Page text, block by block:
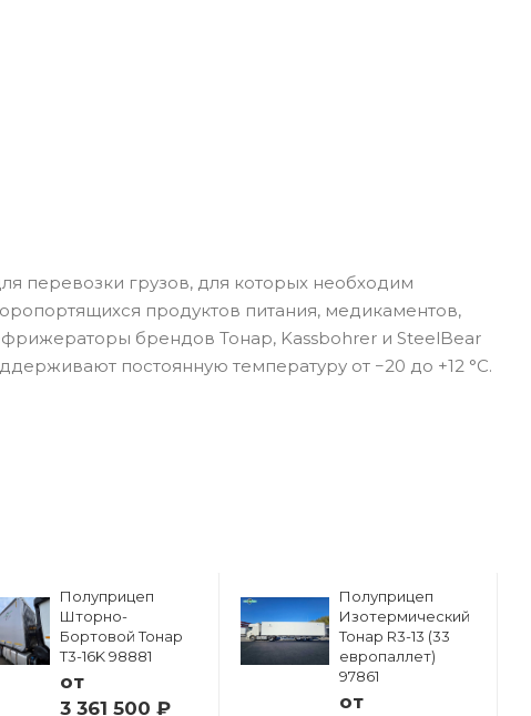
грузов, для которых необходим
продуктов питания, медикаментов,
брендов Тонар, Kassbohrer и SteelBear
постоянную температуру от −20 до +12 °C.
Полуприцеп
Шторно-
Бортовой Тонар
Т3-16K 98881
от
3 361 500 ₽
Полуприцеп
Изотермический
Тонар R3-13 (33
европаллет)
97861
от